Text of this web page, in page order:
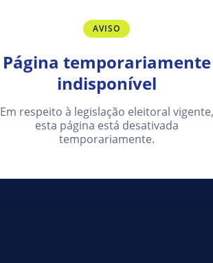
AVISO
Página temporariamente
indisponível
Em respeito à legislação eleitoral vigente,
esta página está desativada
temporariamente.